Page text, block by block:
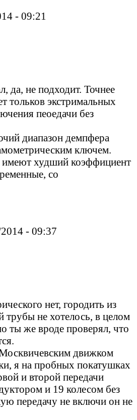
- 09:21
да, не подходит. Точнее
тольков экстримальных
пеоедачи без
диапазон демпфера
ключем.
имеют худший коэффициент
со
- 09:37
нет, городить из
трубы не хотелось, в целом
ты же вроде проверял, что
движком
я на пробных покатушках
и второй передачи
и 19 колесом без
передачу не включи он не